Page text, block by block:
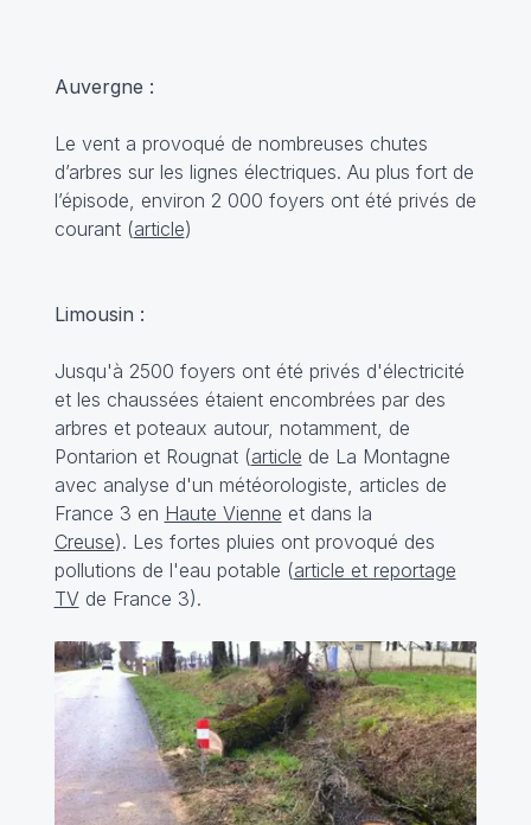
Auvergne :
Le vent a provoqué de nombreuses chutes
d’arbres sur les lignes électriques. Au plus fort de
l’épisode, environ 2 000 foyers ont été privés de
courant (article)
Limousin :
Jusqu'à 2500 foyers ont été privés d'électricité
et les chaussées étaient encombrées par des
arbres et poteaux autour, notamment, de
Pontarion et Rougnat (article de La Montagne
avec analyse d'un météorologiste, articles de
France 3 en Haute Vienne et dans la
Creuse). Les fortes pluies ont provoqué des
pollutions de l'eau potable (article et reportage
TVde France 3).